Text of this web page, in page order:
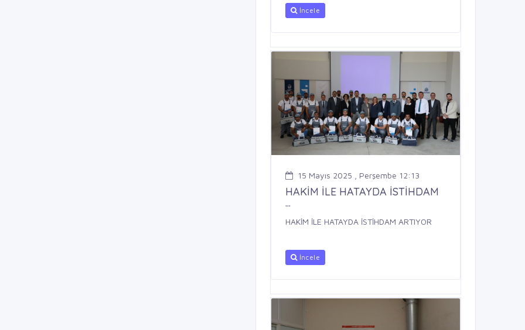
İncele
15 Mayıs 2025 , Perşembe 12:13
HAKİM İLE HATAYDA İSTİHDAM
...
HAKİM İLE HATAYDA İSTİHDAM ARTIYOR
İncele